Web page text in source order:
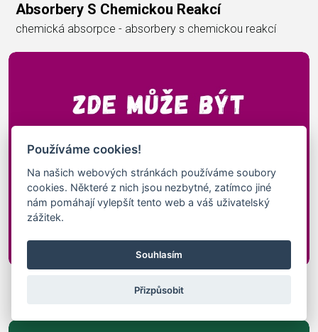
Absorbery S Chemickou Reakcí
chemická absorpce - absorbery s chemickou reakcí
fyzikální absorbery - absorbery s fyzikální absorpcí
Používáme cookies!
Na našich webových stránkách používáme soubory
cookies. Některé z nich jsou nezbytné, zatímco jiné
nám pomáhají vylepšít tento web a váš uživatelský
zážitek.
Souhlasím
Přizpůsobit